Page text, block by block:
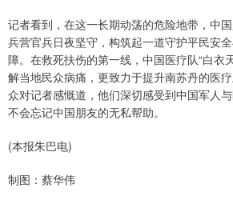
记者看到，在这一长期动荡的危险地带，中
兵营官兵日夜坚守，构筑起一道守护平民安
障。在救死扶伤的第一线，中国医疗队“白衣
解当地民众病痛，更致力于提升南苏丹的医
众对记者感慨道，他们深切感受到中国军人
不会忘记中国朋友的无私帮助。
(本报朱巴电)
制图：蔡华伟